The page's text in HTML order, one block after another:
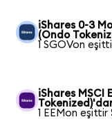
iShares 0-3
(Ondo
1 SGOVon
iShares MSCI
1 EEMon eşittir